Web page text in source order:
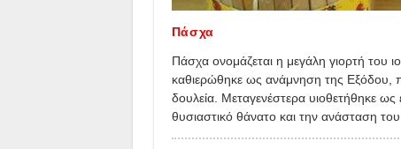
Πάσχα
Πάσχα ονομάζεται η μεγάλη γιορτή του
καθιερώθηκε ως ανάμνηση της Εξόδου,
δουλεία. Μεταγενέστερα υιοθετήθηκε
θυσιαστικό θάνατο και την ανάσταση